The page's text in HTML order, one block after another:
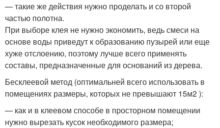
— такие же действия нужно проделать и со второй
частью полотна.
При выборе клея не нужно экономить, ведь смеси на
основе воды приведут к образованию пузырей или еще
хуже отслоению, поэтому лучше всего применять
составы, предназначенные для оснований из дерева.
Бесклеевой метод (оптимальней всего использовать в
помещениях размеры, которых не превышают 15м2 ):
— как и в клеевом способе в просторном помещении
нужно вырезать кусок необходимого размера;